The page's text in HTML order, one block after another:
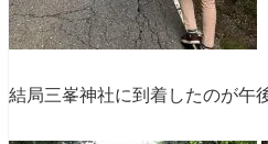
結局三峯神社に到着したのが午